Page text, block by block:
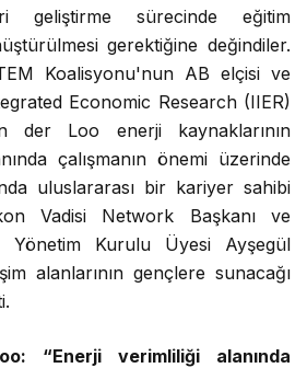
geliştirme sürecinde eğitim
gerektiğine değindiler.
Koalisyonu'nun AB elçisi ve
Economic Research (IIER)
der Loo enerji kaynaklarının
çalışmanın önemi üzerinde
uluslararası bir kariyer sahibi
Vadisi Network Başkanı ve
Yönetim Kurulu Üyesi Ayşegül
alanlarının gençlere sunacağı
“Enerji verimliliği alanında